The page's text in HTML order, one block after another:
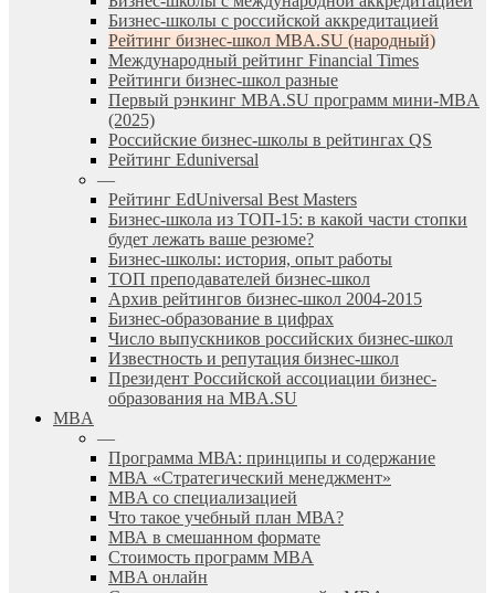
Бизнес-школы с российской аккредитацией
Рейтинг бизнес-школ MBA.SU (народный)
Международный рейтинг Financial Times
Рейтинги бизнес-школ разные
Первый рэнкинг MBA.SU программ мини-MBA
(2025)
Российские бизнес-школы в рейтингах QS
Рейтинг Eduniversal
—
Рейтинг EdUniversal Best Masters
Бизнес-школа из ТОП-15: в какой части стопки
будет лежать ваше резюме?
Бизнес-школы: история, опыт работы
ТОП преподавателей бизнес-школ
Архив рейтингов бизнес-школ 2004-2015
Бизнес-образование в цифрах
Число выпускников российских бизнес-школ
Известность и репутация бизнес-школ
Президент Российской ассоциации бизнес-
образования на MBA.SU
MBA
—
Программа МВА: принципы и содержание
МВА «Cтратегический менеджмент»
MBA со специализацией
Что такое учебный план МВА?
МВА в смешанном формате
Стоимость программ MBA
MBA онлайн